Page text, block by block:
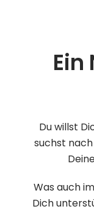
Du willst
suchst
Was auch
Dich